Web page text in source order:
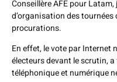
Conseillère AFE pour
d’organisation des
procurations.
En effet, le vote par Internet
électeurs devant le scrutin,
téléphonique et numérique